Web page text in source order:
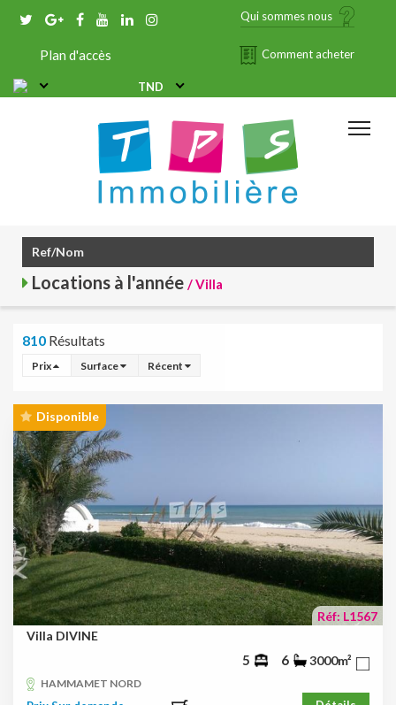
Qui sommes nous
Plan d'accès Comment acheter
TND
Locations à l'année / Villa
810 Résultats
Prix Surface Récent
Disponible
Réf: L1567
Villa DIVINE
5 6 3000m²
HAMMAMET NORD